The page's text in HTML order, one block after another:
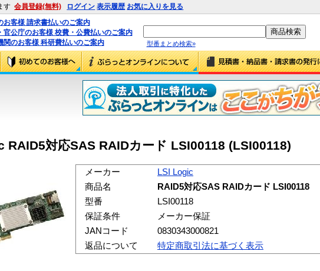
す 会員登録(無料) ログイン 表示履歴 お気に入りを見る
お客様 請求書払いのご案内
官公庁のお客様 校費・公費払いのご案内
関のお客様 科研費払いのご案内
型番まとめ検索»
RAID5対応SAS RAIDカード LSI00118 (LSI00118)
メーカー
LSI Logic
商品名
RAID5対応SAS RAIDカード LSI00118
型番
LSI00118
保証条件
メーカー保証
JANコード
0830343000821
返品について
特定商取引法に基づく表示